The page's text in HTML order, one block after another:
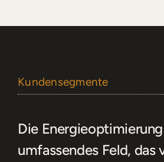
Kundensegmente
Die
umfassendes Feld, das